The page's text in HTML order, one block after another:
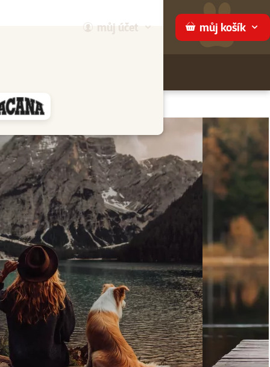
můj účet můj košík